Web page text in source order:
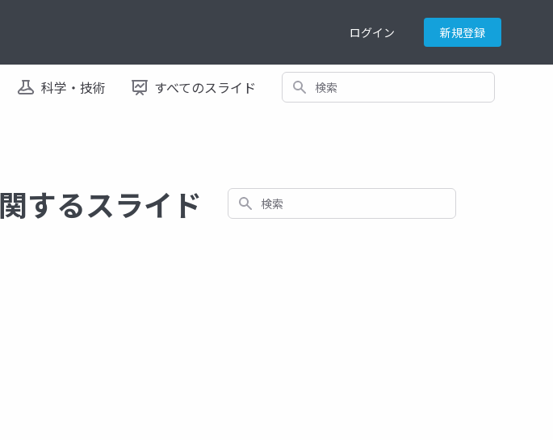
ログイン 新規登録
科学・技術 すべてのスライド 検索
するスライド 検索